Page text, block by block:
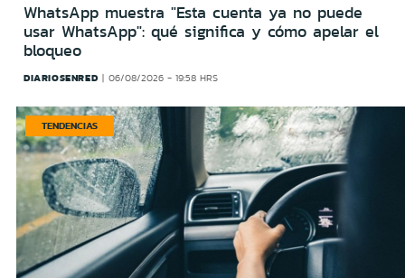
WhatsApp muestra "Esta cuenta ya no puede
usar WhatsApp": qué significa y cómo apelar el
bloqueo
DIARIOSENRED 06/08/2026 - 19:58 HRS
TENDENCIAS